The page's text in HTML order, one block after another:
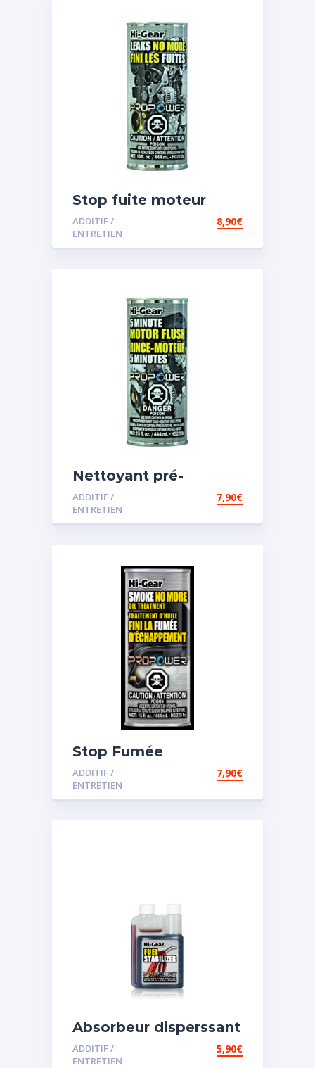
Stop fuite moteur
ADDITIF /
ENTRETIEN
8,90€
Nettoyant pré-
vidange
ADDITIF /
ENTRETIEN
7,90€
Stop Fumée
ADDITIF /
ENTRETIEN
7,90€
Absorbeur disperssant
d’eau pour carburant
ADDITIF /
ENTRETIEN
5,90€